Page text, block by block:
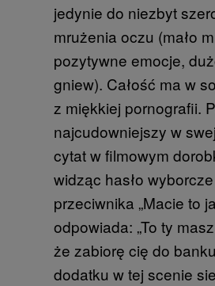
jedynie do niezbyt
mrużenia oczu (mało
pozytywne emocje,
gniew). Całość ma w
z miękkiej pornografii.
najcudowniejszy w
cytat w filmowym
widząc hasło
przeciwnika „Macie to
odpowiada: „To ty
że zabiorę cię do
dodatku w tej scenie